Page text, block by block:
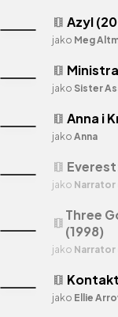
theaters Anna i
jako Anna
theaters
jako Ellie
theaters Azyl
jako Meg
theaters
jako Narrator
theaters
jako Sister
theaters Three
(1998)
jako Narrator